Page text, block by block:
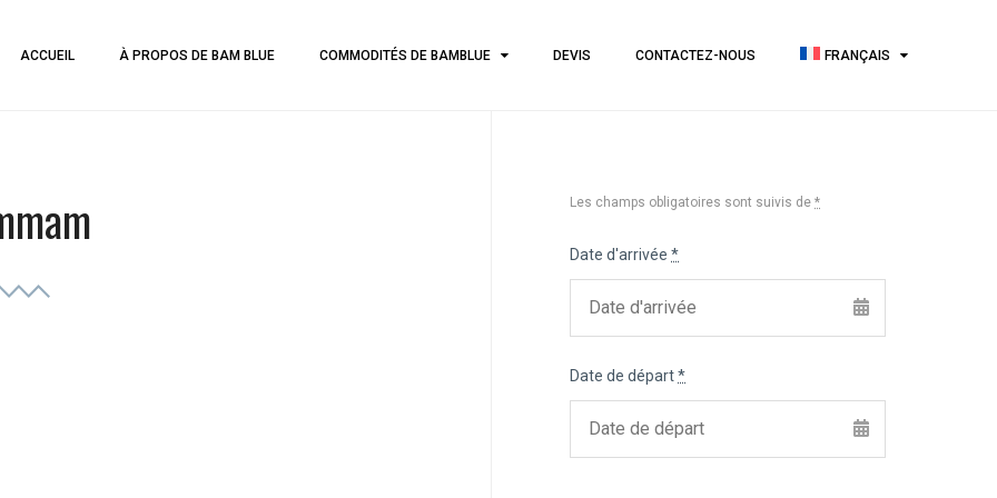
ACCUEIL À PROPOS DE BAM BLUE COMMODITÉS DE BAMBLUE DEVIS CONTACTEZ-NOUS FRANÇAIS
Les champs obligatoires sont suivis de*
Date d'arrivée*
Date de départ*